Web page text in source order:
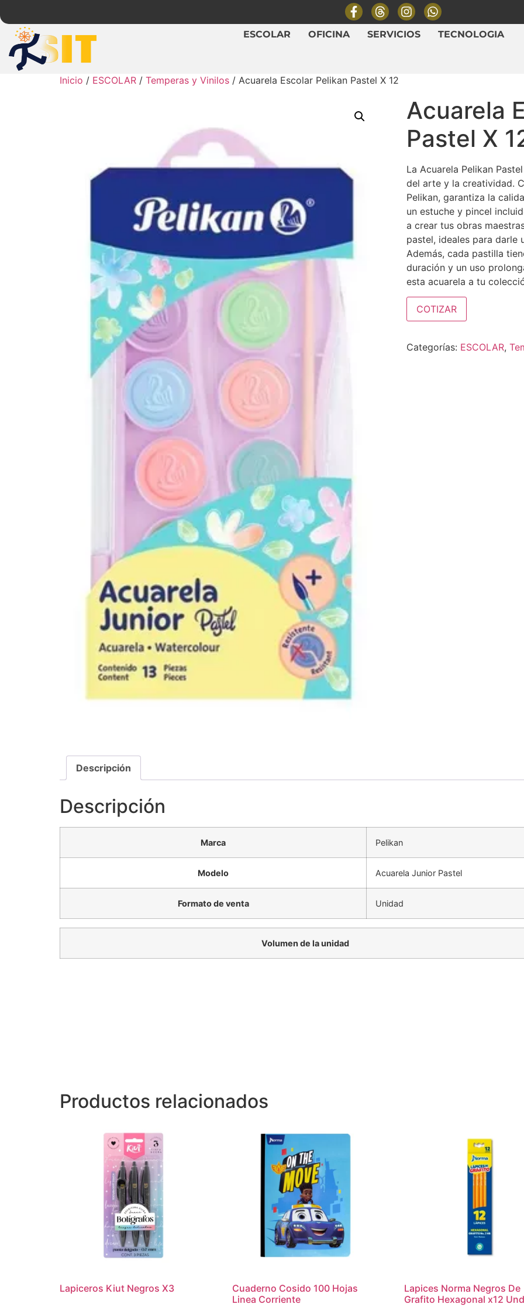
ESCOLAR OFICINA SERVICIOS TECNOLOGIA
Inicio / ESCOLAR / Temperas y Vinilos / Acuarela Escolar Pelikan Pastel X 12
Acuarela
Pastel X
La Acuarela Pelikan
del arte y la creatividad.
Pelikan, garantiza la
un estuche y pincel
a crear tus obras
pastel, ideales para darle
Además, cada pastilla
duración y un uso
esta acuarela a tu
COTIZAR
Categorías: ESCOLAR,
Descripción
Descripción
Marca Pelikan
Modelo Acuarela Junior Pastel
Formato de venta Unidad
Volumen de la unidad
Productos relacionados
Lapiceros Kiut Negros X3
Cuaderno Cosido 100 Hojas
Linea Corriente
Lapices Norma Negros De
Grafito Hexagonal x12